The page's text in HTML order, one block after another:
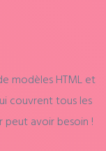
modèles HTML et
couvrent tous les
avoir besoin !